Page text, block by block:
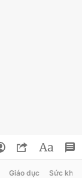
Giáo dục Sức khỏe